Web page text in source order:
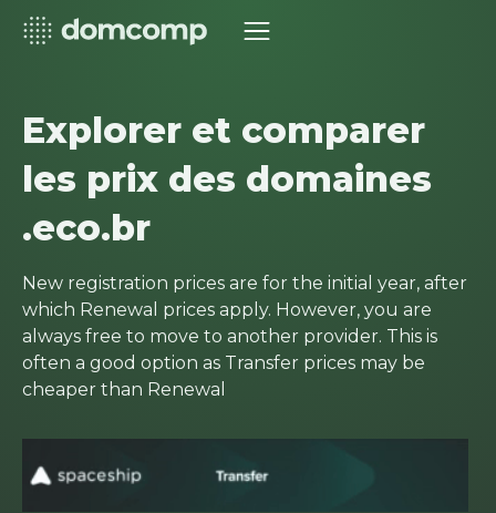
Explorer et comparer
les prix des domaines
.eco.br
New registration prices are for the initial year, after
which Renewal prices apply. However, you are
always free to move to another provider. This is
often a good option as Transfer prices may be
cheaper than Renewal